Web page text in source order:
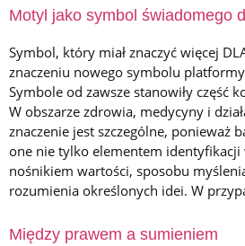
Motyl jako symbol świadomego
Symbol, który miał znaczyć więcej
znaczeniu nowego symbolu
Symbole od zawsze stanowiły część
W obszarze zdrowia, medycyny i
znaczenie jest szczególne, ponieważ
one nie tylko elementem identyfikacji
nośnikiem wartości, sposobu
rozumienia określonych idei. W
Między prawem a sumieniem